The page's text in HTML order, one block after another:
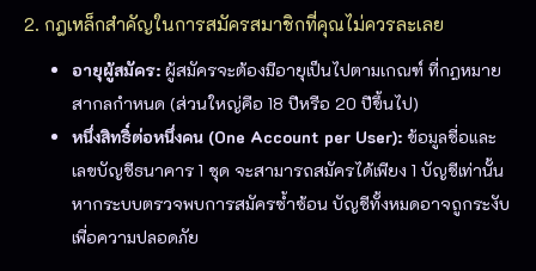
2. กฎเหล็กสำคัญในการสมัครสมาชิกที่คุณไม่ควรละเลย
อายุผู้สมัคร: ผู้สมัครจะต้องมีอายุเป็นไปตามเกณฑ์ ที่กฎหมาย
สากลกำหนด (ส่วนใหญ่คือ 18 ปีหรือ 20 ปีขึ้นไป)
หนึ่งสิทธิ์ต่อหนึ่งคน (One Account per User): ข้อมูลชื่อและ
เลขบัญชีธนาคาร 1 ชุด จะสามารถสมัครได้เพียง 1 บัญชีเท่านั้น
หากระบบตรวจพบการสมัครซ้ำซ้อน บัญชีทั้งหมดอาจถูกระงับ
เพื่อความปลอดภัย